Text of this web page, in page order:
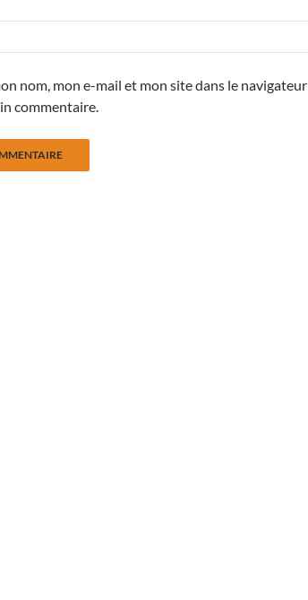
nom, mon e-mail et mon site dans le navigateur
commentaire.